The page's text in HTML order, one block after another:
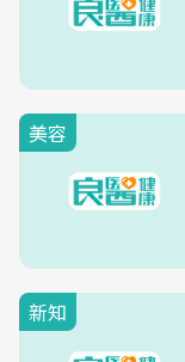
美容
新知